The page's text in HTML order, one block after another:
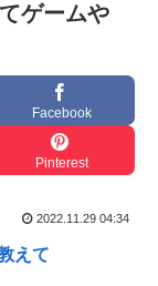
ゲームや
Facebook
Pinterest
2022.11.29 04:34
えて